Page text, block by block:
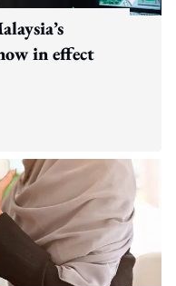
in effect